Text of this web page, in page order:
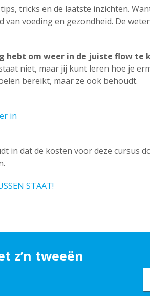
tricks en de laatste inzichten.
voeding en gezondheid. De
hebt om weer in de juiste flow te
niet, maar jij kunt leren hoe je
bereikt, maar ze ook behoudt.
in
in dat de kosten voor deze cursus
STAAT!
z’n tweeën